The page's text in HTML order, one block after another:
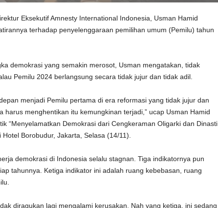
Eksekutif Amnesty International Indonesia, Usman Hamid
terhadap penyelenggaraan pemilihan umum (Pemilu) tahun
demokrasi yang semakin merosot, Usman mengatakan, tidak
Pemilu 2024 berlangsung secara tidak jujur dan tidak adil.
menjadi Pemilu pertama di era reformasi yang tidak jujur dan
harus menghentikan itu kemungkinan terjadi,” ucap Usman Hamid
“Menyelamatkan Demokrasi dari Cengkeraman Oligarki dan Dinasti
Hotel Borobudur, Jakarta, Selasa (14/11).
demokrasi di Indonesia selalu stagnan. Tiga indikatornya pun
tahunnya. Ketiga indikator ini adalah ruang kebebasan, ruang
diragukan lagi mengalami kerusakan. Nah yang ketiga, ini sedang